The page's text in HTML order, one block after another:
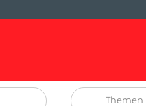
Themen